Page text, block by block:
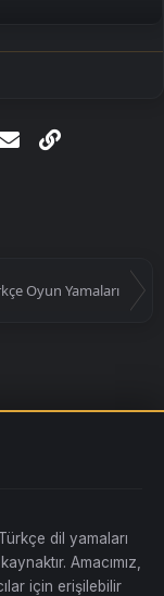
E-posta
Oyun Yamaları
dil yamaları
Amacımız,
için erişilebilir